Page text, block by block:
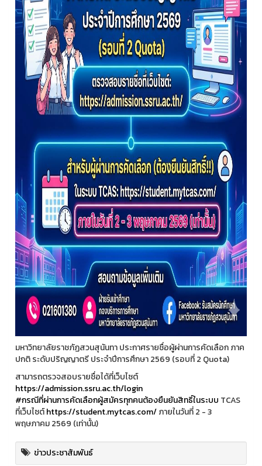
มหาวิทยาลัยราชภัฏสวนสุนันทา ประกาศรายชื่อผู้ผ่านการคัดเลือก ภาค
ปกติ ระดับปริญญาตรี ประจำปีการศึกษา 2569 (รอบที่ 2 Quota)
สามารถตรวจสอบรายชื่อได้ที่เว็บไซต์
https://admission.ssru.ac.th/login
#กรณีที่ผ่านการคัดเลือกผู้สมัครทุกคนต้องยืนยันสิทธิ์ในระบบ TCAS
ที่เว็บไซต์https://student.mytcas.com/ภายในวันที่ 2 - 3
พฤษภาคม 2569 (เท่านั้น)
ข่าวประชาสัมพันธ์